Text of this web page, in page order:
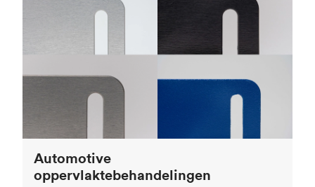
Automotive
oppervlaktebehandelingen